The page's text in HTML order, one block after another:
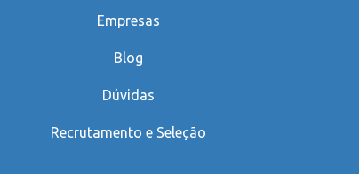
Empresas
Blog
Dúvidas
Recrutamento e Seleção